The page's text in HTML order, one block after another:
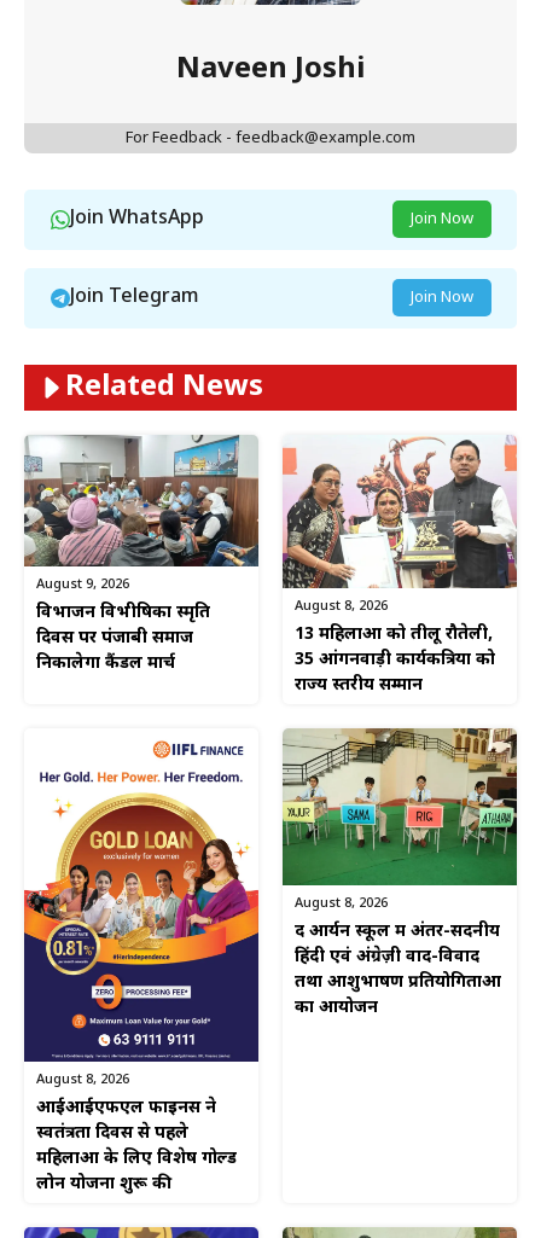
Naveen Joshi
For Feedback - feedback@example.com
Join WhatsApp Join Now
Join Telegram Join Now
Related News
August 9, 2026
विभाजन विभीषिका स्मृति
दिवस पर पंजाबी समाज
निकालेगा कैंडल मार्च
August 8, 2026
13 महिलाओं को तीलू रौतेली,
35 आंगनवाड़ी कार्यकत्रियों को
राज्य स्तरीय सम्मान
August 8, 2026
आईआईएफएल फाइनेंस ने
स्वतंत्रता दिवस से पहले
महिलाओं के लिए विशेष गोल्ड
लोन योजना शुरू की
August 8, 2026
द आर्यन स्कूल में अंतर-सदनीय
हिंदी एवं अंग्रेज़ी वाद-विवाद
तथा आशुभाषण प्रतियोगिताओं
का आयोजन